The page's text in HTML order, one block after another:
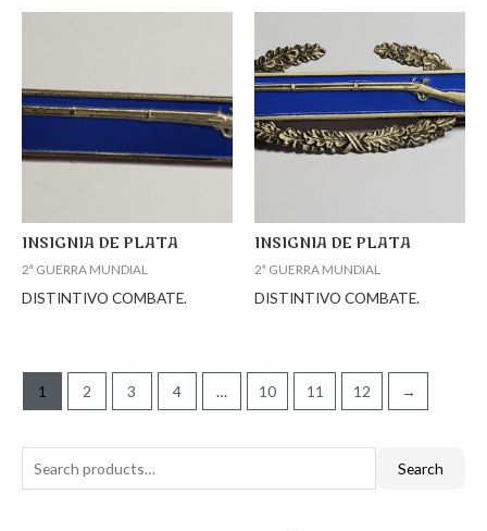
e
Search
INSIGNIA DE PLATA
2ª GUERRA MUNDIAL
DISTINTIVO COMBATE.
INSIGNIA DE PLATA
2ª GUERRA MUNDIAL
DISTINTIVO COMBATE.
1 2 3 4 … 10 11 12 →